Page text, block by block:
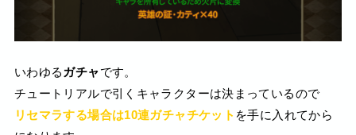
いわゆるガチャ です。
チュートリアルで引くキャラクターは決まっているので
リセマラする場合は10連ガチャチケット を手に入れてから